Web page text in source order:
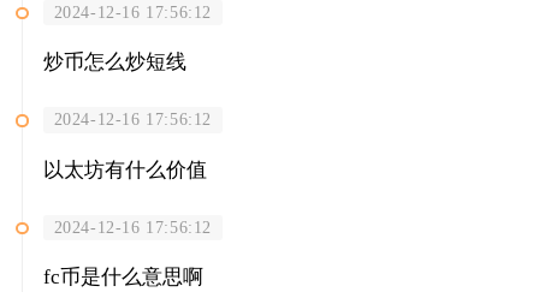
2024-12-16 17:56:12
炒币怎么炒短线
2024-12-16 17:56:12
以太坊有什么价值
2024-12-16 17:56:12
fc币是什么意思啊